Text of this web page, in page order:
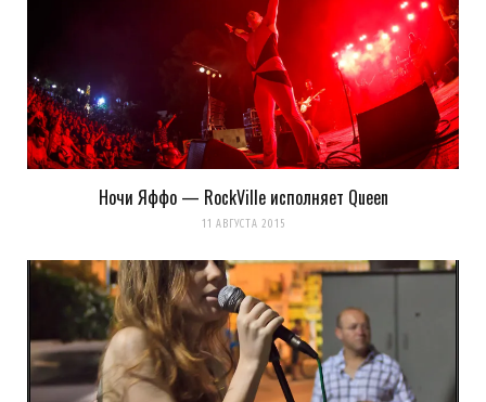
Оповещать о новых
подписаться на комментарии
Ночи Яффо — RockVille исполняет Queen
11 АВГУСТА 2015